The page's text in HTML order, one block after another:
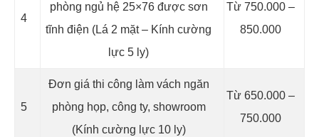
4
phòng ngủ hệ 25×76 được sơn
tĩnh điện (Lá 2 mặt – Kính cường
lực 5 ly)
Từ 750.000 –
850.000
5
Đơn giá thi công làm vách ngăn
phòng họp, công ty, showroom
(Kính cường lực 10 ly)
Từ 650.000 –
750.000